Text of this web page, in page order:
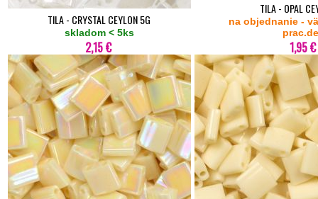
TILA - CRYSTAL CEYLON 5G
skladom < 5ks
2,15 €
TILA - OPAL
na objednanie -
1,95 €